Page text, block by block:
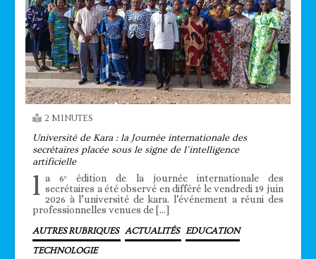
2 MINUTES
Université de Kara : la Journée internationale des
secrétaires placée sous le signe de l’intelligence
artificielle
l a 6ᵉ édition de la journée internationale des
secrétaires a été observé en différé le vendredi 19 juin
2026 à l’université de kara. l’événement a réuni des
professionnelles venues de […]
AUTRES RUBRIQUES ACTUALITÉS EDUCATION
TECHNOLOGIE